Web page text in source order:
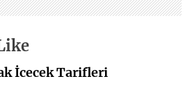
İcecek Tarifleri